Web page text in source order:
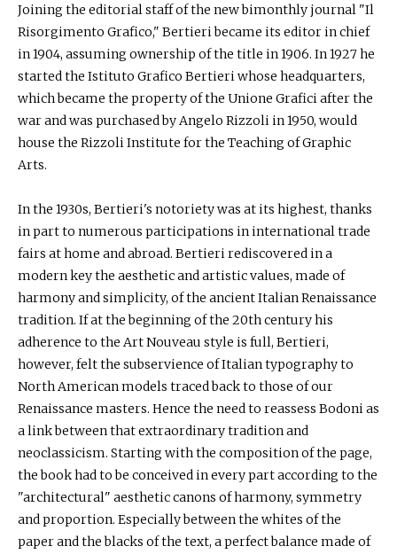
Joining the editorial staff of the new bimonthly journal "Il
Risorgimento Grafico," Bertieri became its editor in chief
in 1904, assuming ownership of the title in 1906. In 1927 he
started the Istituto Grafico Bertieri whose headquarters,
which became the property of the Unione Grafici after the
war and was purchased by Angelo Rizzoli in 1950, would
house the Rizzoli Institute for the Teaching of Graphic
Arts.
In the 1930s, Bertieri's notoriety was at its highest, thanks
in part to numerous participations in international trade
fairs at home and abroad. Bertieri rediscovered in a
modern key the aesthetic and artistic values, made of
harmony and simplicity, of the ancient Italian Renaissance
tradition. If at the beginning of the 20th century his
adherence to the Art Nouveau style is full, Bertieri,
however, felt the subservience of Italian typography to
North American models traced back to those of our
Renaissance masters. Hence the need to reassess Bodoni as
a link between that extraordinary tradition and
neoclassicism. Starting with the composition of the page,
the book had to be conceived in every part according to the
"architectural" aesthetic canons of harmony, symmetry
and proportion. Especially between the whites of the
paper and the blacks of the text, a perfect balance made of